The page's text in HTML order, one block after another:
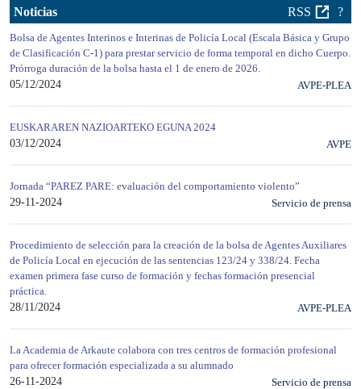
Noticias RSS ?
Bolsa de Agentes Interinos e Interinas de Policía Local (Escala Básica y Grupo
de Clasificación C-1) para prestar servicio de forma temporal en dicho Cuerpo.
Prórroga duración de la bolsa hasta el 1 de enero de 2026.
05/12/2024
AVPE-PLEA
EUSKARAREN NAZIOARTEKO EGUNA 2024
03/12/2024
AVPE
Jornada “PAREZ PARE: evaluación del comportamiento violento”
29-11-2024
Servicio de prensa
Procedimiento de selección para la creación de la bolsa de Agentes Auxiliares
de Policía Local en ejecución de las sentencias 123/24 y 338/24. Fecha
examen primera fase curso de formación y fechas formación presencial
práctica.
28/11/2024
AVPE-PLEA
La Academia de Arkaute colabora con tres centros de formación profesional
para ofrecer formación especializada a su alumnado
26-11-2024
Servicio de prensa